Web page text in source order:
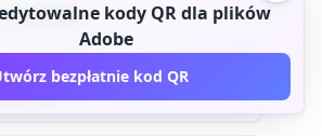
cyfrowe
PDF
kody QR dla plików
Adobe
bezpłatnie kod QR